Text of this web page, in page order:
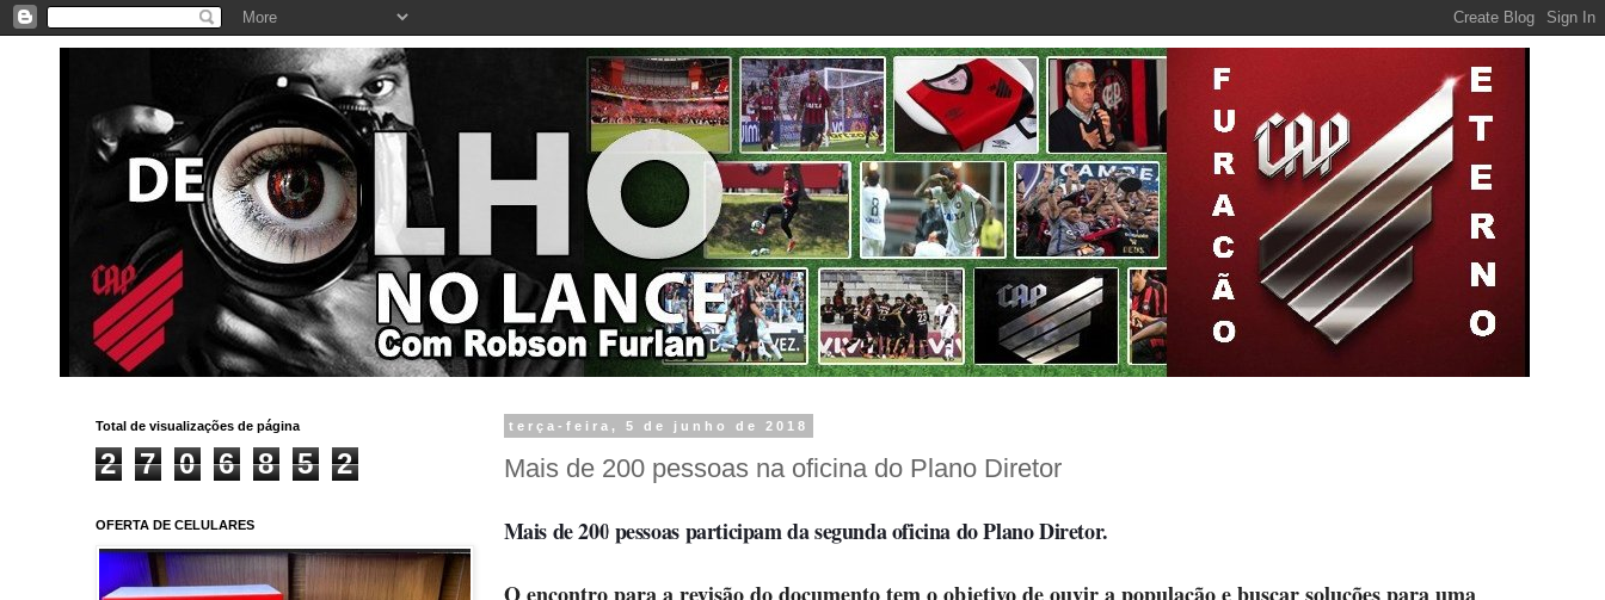
terça-feira, 5 de junho de 2018
Mais de 200 pessoas na oficina do Plano Diretor
Mais de 200 pessoas participam da segunda oficina do Plano Diretor.
O encontro para a revisão do documento tem o objetivo de ouvir a população e buscar soluções para uma
Total de visualizações de página
2 7 0 6 8 5 2
OFERTA DE CELULARES